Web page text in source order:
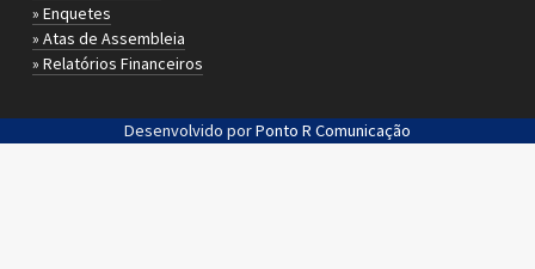
» Enquetes
» Atas de Assembleia
» Relatórios Financeiros
Desenvolvido porPonto R Comunicação